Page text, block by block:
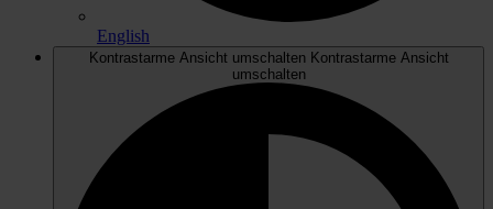
English
Kontrastarme Ansicht umschalten Kontrastarme Ansicht
umschalten